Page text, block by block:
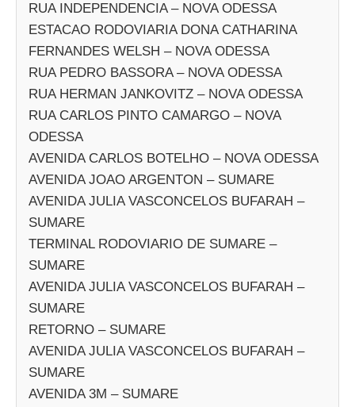
RUA INDEPENDENCIA – NOVA ODESSA
ESTACAO RODOVIARIA DONA CATHARINA
FERNANDES WELSH – NOVA ODESSA
RUA PEDRO BASSORA – NOVA ODESSA
RUA HERMAN JANKOVITZ – NOVA ODESSA
RUA CARLOS PINTO CAMARGO – NOVA
ODESSA
AVENIDA CARLOS BOTELHO – NOVA ODESSA
AVENIDA JOAO ARGENTON – SUMARE
AVENIDA JULIA VASCONCELOS BUFARAH –
SUMARE
TERMINAL RODOVIARIO DE SUMARE –
SUMARE
AVENIDA JULIA VASCONCELOS BUFARAH –
SUMARE
RETORNO – SUMARE
AVENIDA JULIA VASCONCELOS BUFARAH –
SUMARE
AVENIDA 3M – SUMARE